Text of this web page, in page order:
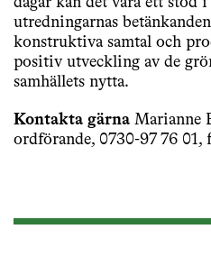
utredningarnas
konstruktiva samtal och
positiv utveckling av de
samhällets nytta.
Kontakta gärna Marianne
ordförande, 0730-97 76